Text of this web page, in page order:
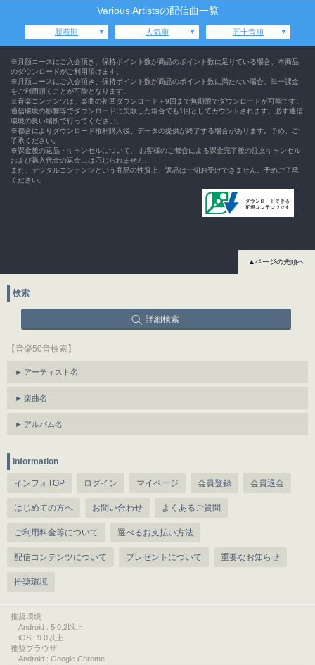
Various Artistsの配信曲一覧
新着順 人気順 五十音順
※月額コースにご入会頂き、保持ポイント数が商品のポイント数に足りている場合、本商品
のダウンロードがご利用頂けます。
※月額コースにご入会頂き、保持ポイント数が商品のポイント数に満たない場合、単一課金
をご利用頂くことが可能となります。
※音楽コンテンツは、楽曲の初回ダウンロード＋9回まで無期限でダウンロードが可能です。
通信環境の影響等でダウンロードに失敗した場合でも1回としてカウントされます。必ず通信
環境の良い場所で行ってください。
※都合によりダウンロード権利購入後、データの提供が終了する場合があります。予め、ご
了承ください。
※課金後の返品・キャンセルについて、 お客様のご都合による課金完了後の注文キャンセル
および購入代金の返金には応じられません。
また、デジタルコンテンツという商品の性質上、返品は一切お受けできません。予めご了承
ください。
▲ページの先頭へ
検索
詳細検索
【音楽50音検索】
アーティスト名
楽曲名
アルバム名
information
インフォTOP ログイン マイページ 会員登録 会員退会
はじめての方へ お問い合わせ よくあるご質問
ご利用料金等について 選べるお支払い方法
配信コンテンツについて プレゼントについて 重要なお知らせ
推奨環境
推奨環境
Android : 5.0.2以上
iOS : 9.0以上
推奨ブラウザ
Android : Google Chrome